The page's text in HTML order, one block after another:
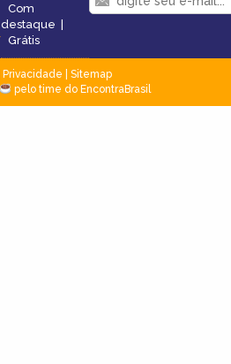
Com
destaque |
Grátis
Privacidade
Sitemap
pelo time do EncontraBrasil